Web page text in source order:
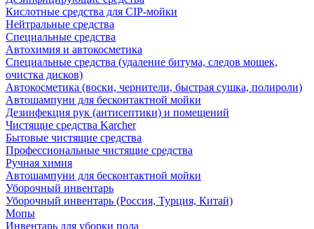
Кислотные средства для CIP-мойки
Нейтральные средства
Специальные средства
Автохимия и автокосметика
Специальные средства (удаление битума, следов мошек,
очистка дисков)
Автокосметика (воски, чернители, быстрая сушка, полироли)
Автошампуни для бесконтактной мойки
Дезинфекция рук (антисептики) и помещений
Чистящие средства Karcher
Бытовые чистящие средства
Профессиональные чистящие средства
Ручная химия
Автошампуни для бесконтактной мойки
Уборочный инвентарь
Уборочный инвентарь (Россия, Турция, Китай)
Мопы
Инвентарь для уборки пола